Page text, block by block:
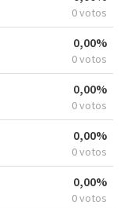
0 votos
0,00%
0 votos
0,00%
0 votos
0,00%
0 votos
0,00%
0 votos